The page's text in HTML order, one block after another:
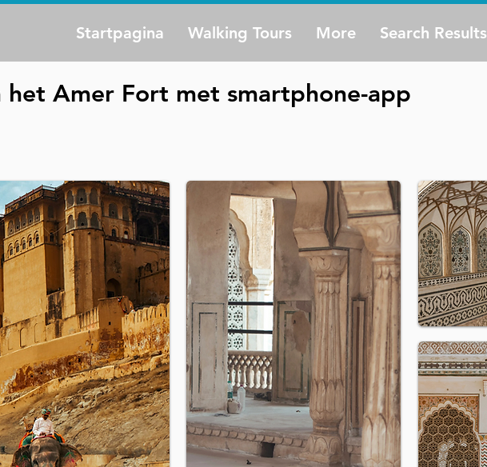
Startpagina Walking Tours More Search Results
Amer Fort met smartphone-app